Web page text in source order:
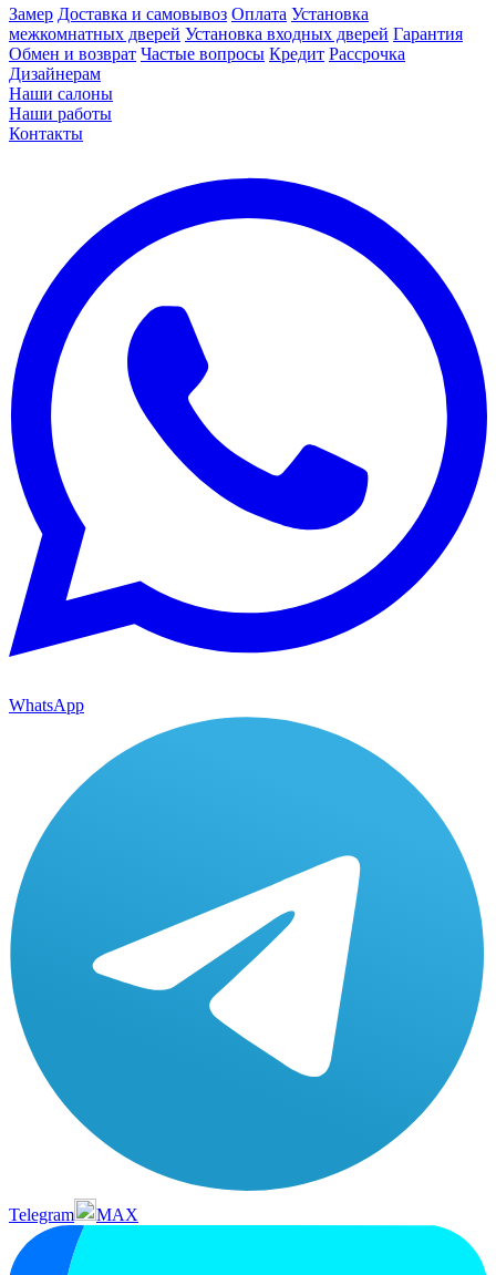
Замер Доставка и самовывоз Оплата Установка
межкомнатных дверей Установка входных дверей Гарантия
Обмен и возврат Частые вопросы Кредит Рассрочка
Дизайнерам
Наши салоны
Наши работы
Контакты
WhatsApp
Telegram MAX